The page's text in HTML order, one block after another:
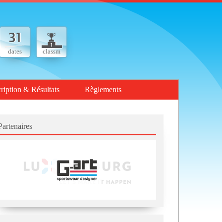
dates classm
& Résultats Règlements